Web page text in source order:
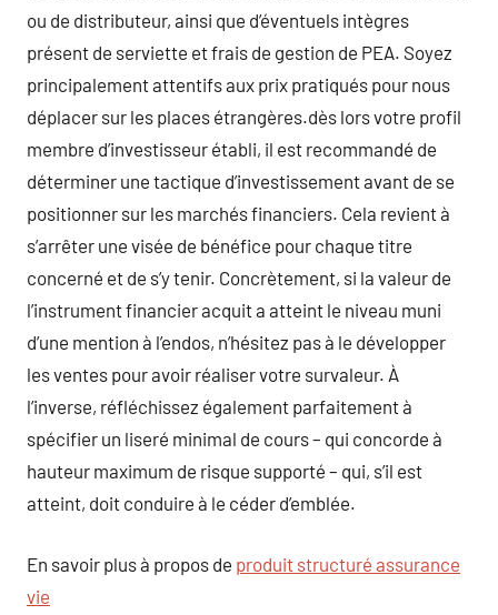
ou de distributeur, ainsi que d’éventuels intègres
présent de serviette et frais de gestion de PEA. Soyez
principalement attentifs aux prix pratiqués pour nous
déplacer sur les places étrangères.dès lors votre profil
membre d’investisseur établi, il est recommandé de
déterminer une tactique d’investissement avant de se
positionner sur les marchés financiers. Cela revient à
s’arrêter une visée de bénéfice pour chaque titre
concerné et de s’y tenir. Concrètement, si la valeur de
l’instrument financier acquit a atteint le niveau muni
d’une mention à l’endos, n’hésitez pas à le développer
les ventes pour avoir réaliser votre survaleur. À
l’inverse, réfléchissez également parfaitement à
spécifier un liseré minimal de cours – qui concorde à
hauteur maximum de risque supporté – qui, s’il est
atteint, doit conduire à le céder d’emblée.
En savoir plus à propos de produit structuré assurance
vie